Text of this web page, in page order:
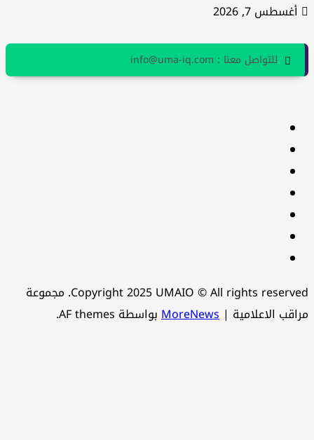
أغسطس 7, 2026
للتواصل معنا : info@uma-iq.com
facebook
Twitter
youtube
Linkedin
instagram
snapchat
Telegram
Copyright 2025 UMAIO © All rights reserved. مجموعة
الاعلامية|
MoreNewsبواسطة AF themes.